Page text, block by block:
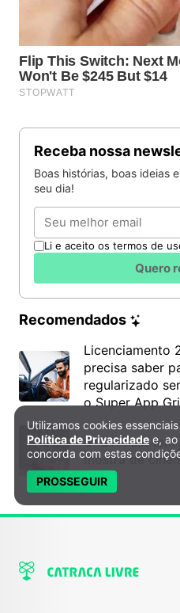
Receba nossa
Boas histórias, boas ideias
seu dia!
Email
Li e aceito os termos de
Quero
Recomendados
Licenciamento
precisa saber
regularizado
o Super App
6º DH Fest tem
mostra de
Política de Privacidade e
Utilizamos cookies
Política de Privacidade e,
concorda com estas
PROSSEGUIR